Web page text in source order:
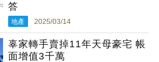
答
地產 2025/03/14
辜家轉手賣掉11年天母豪宅 帳
面增值3千萬